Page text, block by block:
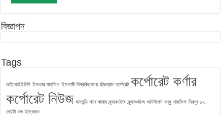
বিজ্ঞাপন
Tags
আইআইইউসি ইফতার মাহফিল ইসলামী বিশ্ববিদ্যালয় চট্রগ্রাম কর্পোরেট কর্পোরেট কর্ণার
কর্পোরেট নিউজ ধানমন্ডি স্টার কাবাব ফ্র্যাঞ্চাইজ ফ্র্যাঞ্চাইজ আউটলেট বন্ধু মাহফিল মিরপুর ১২
লোটো শুভ উদ্বোধন